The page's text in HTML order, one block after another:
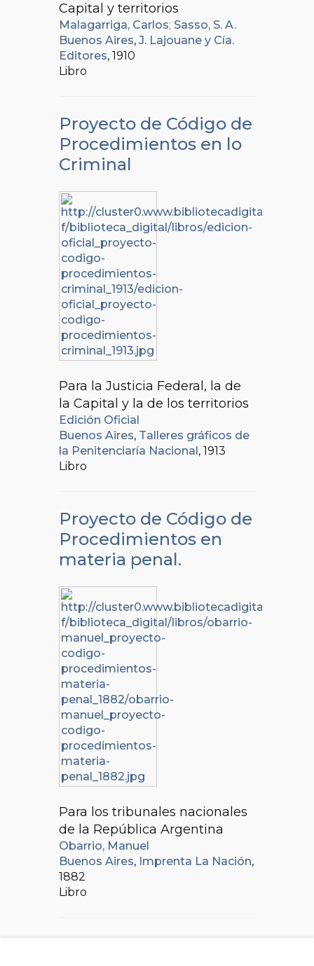
Capital y territorios
Malagarriga, Carlos; Sasso, S. A.
Buenos Aires, J. Lajouane y Cía.
Editores, 1910
Libro
Proyecto de Código de
Procedimientos en lo
Criminal
Para la Justicia Federal, la de
la Capital y la de los territorios
Edición Oficial
Buenos Aires, Talleres gráficos de
la Penitenciaría Nacional , 1913
Libro
Proyecto de Código de
Procedimientos en
materia penal.
Para los tribunales nacionales
de la República Argentina
Obarrio, Manuel
Buenos Aires, Imprenta La Nación,
1882
Libro